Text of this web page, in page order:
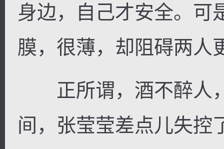
身边，自己才安全。
膜，很薄，却阻碍两人
正所谓，酒不醉人
间，张莹莹差点儿失控